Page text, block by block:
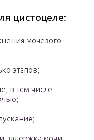
цистоцеле:
мочевого
этапов;
в том числе
задержка мочи.